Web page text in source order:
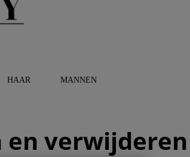
HAAR MANNEN
en verwijderen